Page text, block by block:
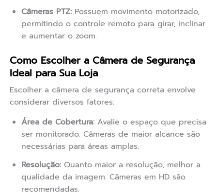
Câmeras PTZ: Possuem movimento motorizado,
permitindo o controle remoto para girar, inclinar
e aumentar o zoom.
Como Escolher a Câmera de Segurança
Ideal para Sua Loja
Escolher a câmera de segurança correta envolve
considerar diversos fatores:
Área de Cobertura: Avalie o espaço que precisa
ser monitorado. Câmeras de maior alcance são
necessárias para áreas amplas.
Resolução: Quanto maior a resolução, melhor a
qualidade da imagem. Câmeras em HD são
recomendadas.